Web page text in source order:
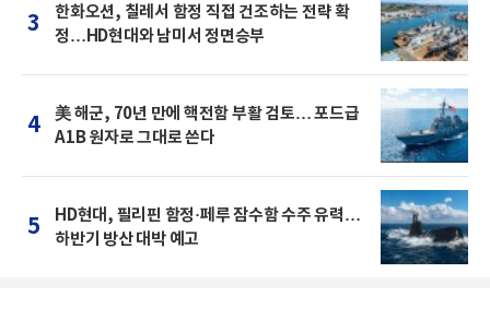
3
한화오션, 칠레서 함정 직접 건조하는 전략 확
정…HD현대와 남미서 정면승부
4
美 해군, 70년 만에 핵전함 부활 검토… 포드급
A1B 원자로 그대로 쓴다
5
HD현대, 필리핀 함정·페루 잠수함 수주 유력…
하반기 방산 대박 예고